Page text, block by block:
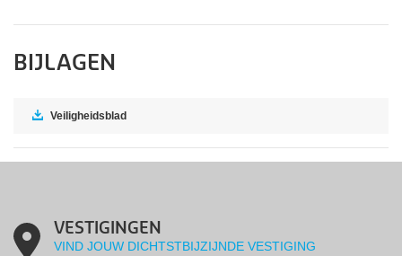
BIJLAGEN
Veiligheidsblad
VESTIGINGEN
VIND JOUW DICHTSTBIJZIJNDE VESTIGING